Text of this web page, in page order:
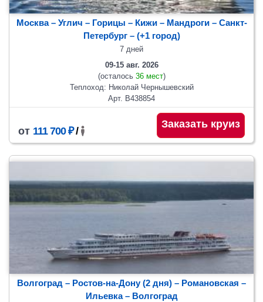
Москва – Углич – Горицы – Кижи – Мандроги – Санкт-
Петербург – (+1 город)
7 дней
09-15 авг. 2026
(осталось 36 мест)
Теплоход: Николай Чернышевский
Арт. В438854
от 111 700 ₽/
Заказать круиз
Волгоград – Ростов-на-Дону (2 дня) – Романовская –
Ильевка – Волгоград